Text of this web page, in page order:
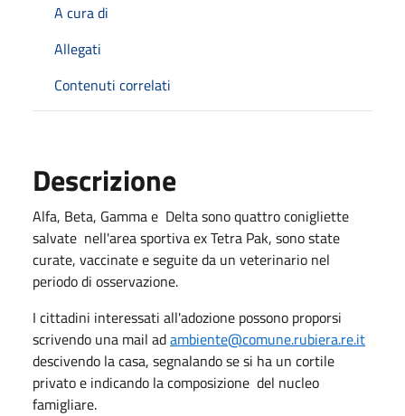
A cura di
Allegati
Contenuti correlati
Descrizione
Alfa, Beta, Gamma e Delta sono quattro conigliette
salvate nell'area sportiva ex Tetra Pak, sono state
curate, vaccinate e seguite da un veterinario nel
periodo di osservazione.
I cittadini interessati all'adozione possono proporsi
scrivendo una mail adambiente@comune.rubiera.re.it
descivendo la casa, segnalando se si ha un cortile
privato e indicando la composizione del nucleo
famigliare.